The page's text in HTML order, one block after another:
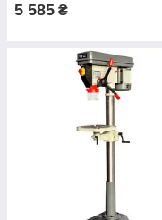
5 585 ₴